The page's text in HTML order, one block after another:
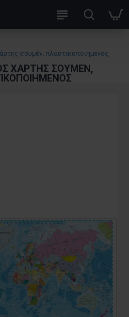
σουμέν, πλαστικοποιημένος
ΧΆΡΤΗΣ ΣΟΥΜΈΝ,